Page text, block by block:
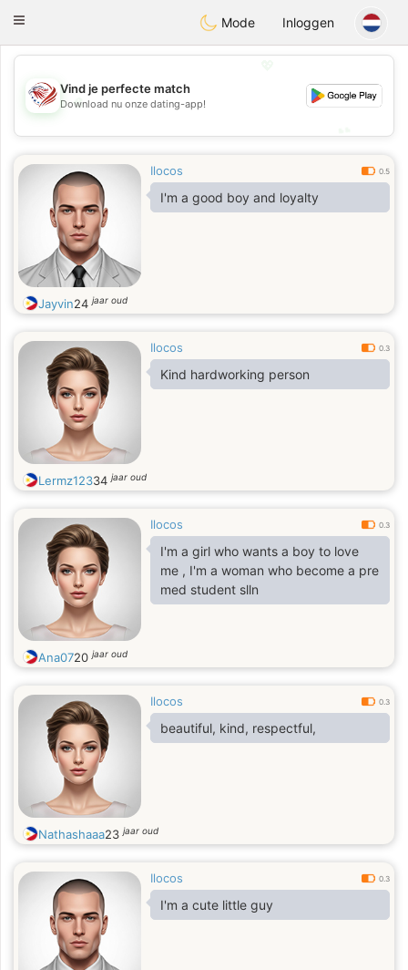
StatesDating
Toggle
Mode Inloggen
💖
💕
Vind je perfecte match
Download nu onze dating-app!
Ilocos 0.5
I'm a good boy and loyalty
Jayvin24jaar oud
Ilocos 0.3
Kind hardworking person
Lermz12334jaar oud
Ilocos 0.3
I'm a girl who wants a boy to love
me , I'm a woman who become a pre
med student slln
Ana0720jaar oud
Ilocos 0.3
beautiful, kind, respectful,
Nathashaaa23jaar oud
Ilocos 0.3
I'm a cute little guy